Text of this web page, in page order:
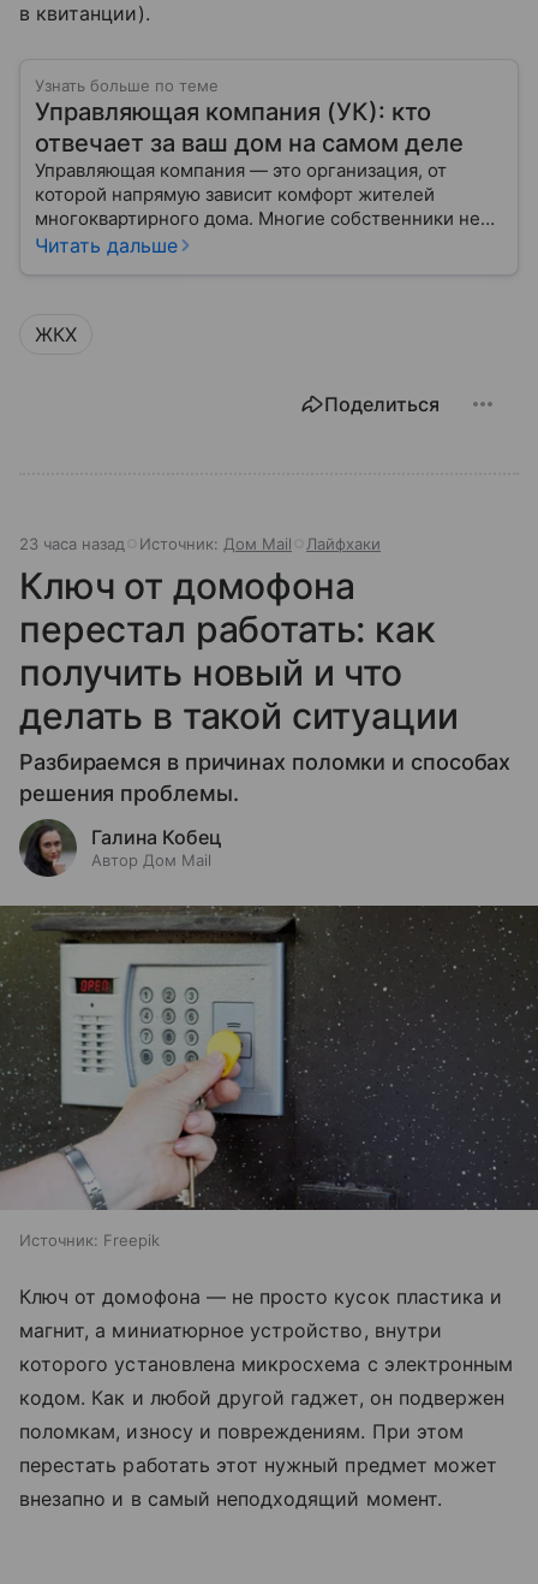
в квитанции).
Узнать больше по теме
Управляющая компания (УК): кто
отвечает за ваш дом на самом деле
Управляющая компания — это организация, от
которой напрямую зависит комфорт жителей
многоквартирного дома. Многие собственники не
до конца понимают, какие именно услуги УК
Читать дальше
ЖКХ
Поделиться
23 часа назад Источник: Дом Mail Лайфхаки
Ключ от домофона
перестал работать: как
получить новый и что
делать в такой ситуации
Разбираемся в причинах поломки и способах
решения проблемы.
Галина Кобец
Автор Дом Mail
Источник: Freepik
Ключ от домофона — не просто кусок пластика и
магнит, а миниатюрное устройство, внутри
которого установлена микросхема с электронным
кодом. Как и любой другой гаджет, он подвержен
поломкам, износу и повреждениям. При этом
перестать работать этот нужный предмет может
внезапно и в самый неподходящий момент.